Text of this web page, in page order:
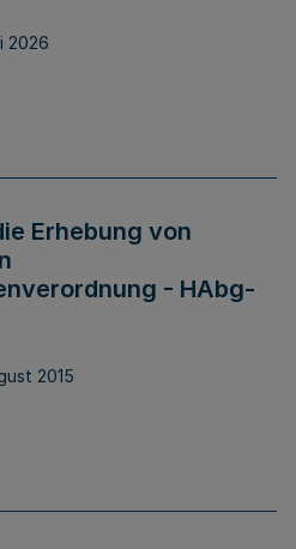
2026
Erhebung von
- HAbg-
2015